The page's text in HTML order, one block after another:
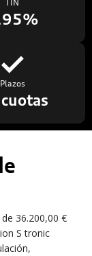
TIN
Plazos
36.200,00 €
S tronic